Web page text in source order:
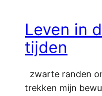
Leven in
tijden
zwarte randen
trekken mijn